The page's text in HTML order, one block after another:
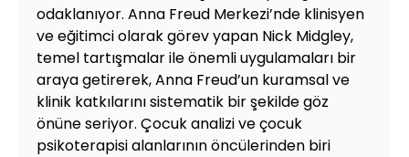
odaklanıyor. Anna Freud Merkezi’nde klinisyen
ve eğitimci olarak görev yapan Nick Midgley,
temel tartışmalar ile önemli uygulamaları bir
araya getirerek, Anna Freud’un kuramsal ve
klinik katkılarını sistematik bir şekilde göz
önüne seriyor. Çocuk analizi ve çocuk
psikoterapisi alanlarının öncülerinden biri